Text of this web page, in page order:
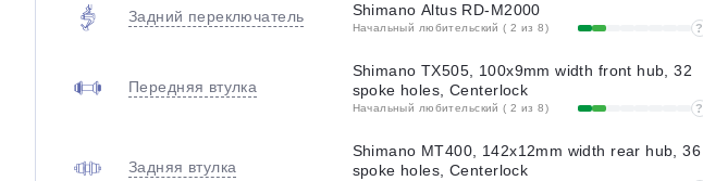
Задний переключатель Shimano Altus RD-M2000
Начальный любительский ( 2 из 8) ?
Передняя втулка
Shimano TX505, 100x9mm width front hub, 32
spoke holes, Centerlock
Начальный любительский ( 2 из 8) ?
Задняя втулка
Shimano MT400, 142x12mm width rear hub, 36
spoke holes, Centerlock